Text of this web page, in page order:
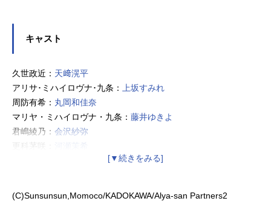
キャスト
久世政近： 天﨑滉平
アリサ･ミハイロヴナ･九条：
上坂すみれ
周防有希： 丸岡和佳奈
マリヤ・ミハイロヴナ・九条： 藤井ゆきよ
君嶋綾乃： 会沢紗弥
更科茅咲：
(C)Sunsunsun,Momoco/KADOKAWA/Alya-san Partners2